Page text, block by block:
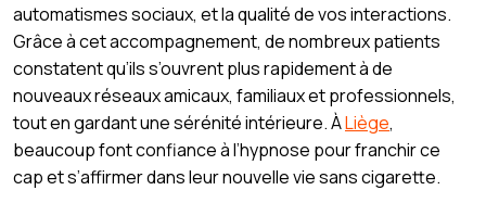
automatismes sociaux, et la qualité de vos interactions.
Grâce à cet accompagnement, de nombreux patients
constatent qu’ils s’ouvrent plus rapidement à de
nouveaux réseaux amicaux, familiaux et professionnels,
tout en gardant une sérénité intérieure. ÀLiège,
beaucoup font confiance à l’hypnose pour franchir ce
cap et s’affirmer dans leur nouvelle vie sans cigarette.